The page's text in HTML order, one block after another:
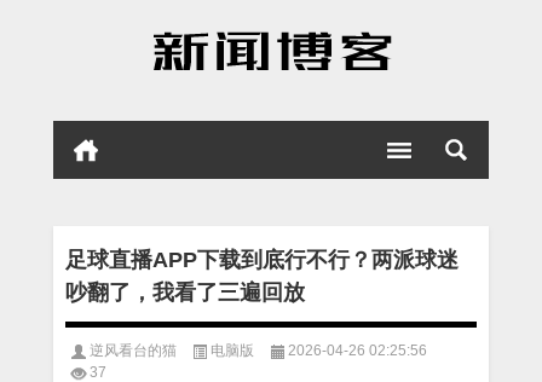
足球直播APP下载到底行不行？两派球迷
吵翻了，我看了三遍回放
逆风看台的猫 电脑版
2026-04-26 02:25:56
37